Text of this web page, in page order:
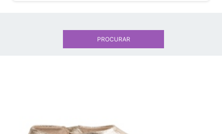
PROCURAR